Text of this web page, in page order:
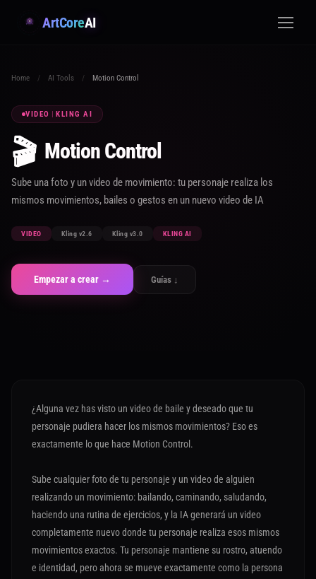
ArtCoreAI
Home / AI Tools / Motion Control
VIDEO | KLING AI
🎬 Motion Control
Sube una foto y un video de movimiento: tu personaje realiza los
mismos movimientos, bailes o gestos en un nuevo video de IA
VIDEO Kling v2.6 Kling v3.0 KLING AI
Empezar a crear → Guías ↓
¿Alguna vez has visto un video de baile y deseado que tu
personaje pudiera hacer los mismos movimientos? Eso es
exactamente lo que hace Motion Control.
Sube cualquier foto de tu personaje y un video de alguien
realizando un movimiento: bailando, caminando, saludando,
haciendo una rutina de ejercicios, y la IA generará un video
completamente nuevo donde tu personaje realiza esos mismos
movimientos exactos. Tu personaje mantiene su rostro, atuendo
e identidad, pero ahora se mueve exactamente como la persona